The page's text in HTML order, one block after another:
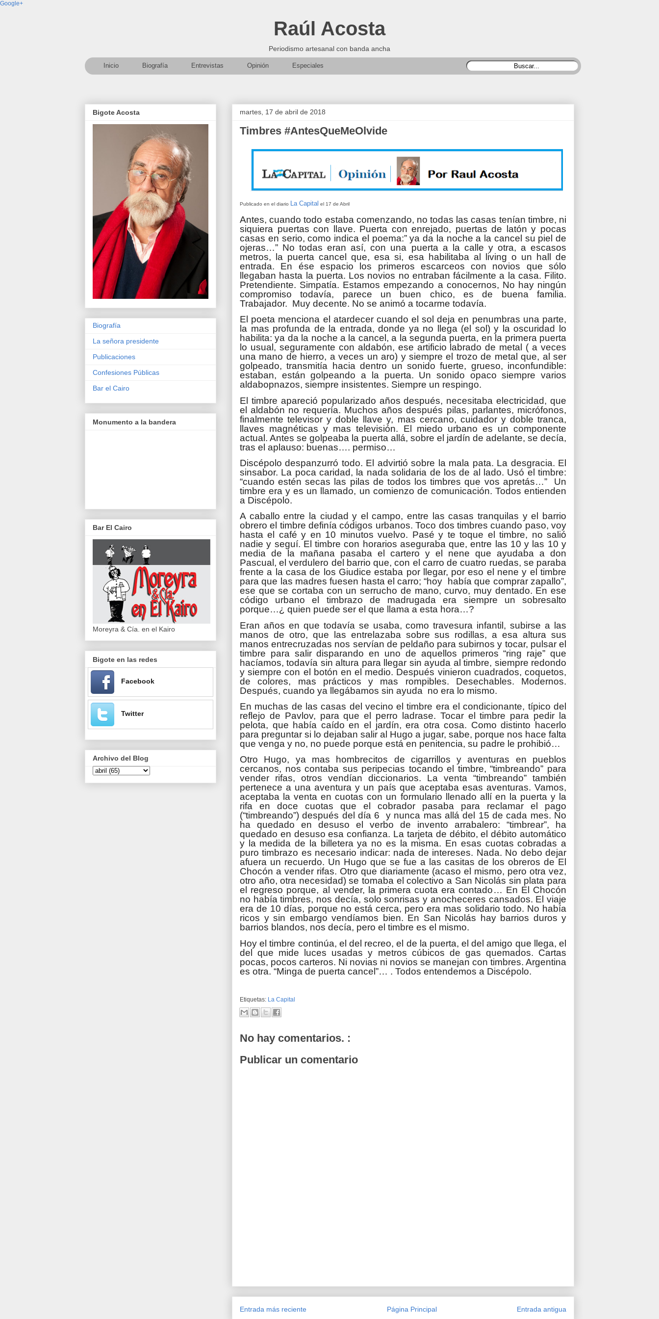
Google+
Raúl Acosta
Periodismo artesanal con banda ancha
Inicio Biografía Entrevistas Opinión Especiales
martes, 17 de abril de 2018
Timbres #AntesQueMeOlvide
Publicado en el diario La Capital el 17 de Abril
Antes, cuando todo estaba comenzando, no todas las casas tenían timbre, ni
siquiera puertas con llave. Puerta con enrejado, puertas de latón y pocas
casas en serio, como indica el poema:” ya da la noche a la cancel su piel de
ojeras…” No todas eran así, con una puerta a la calle y otra, a escasos
metros, la puerta cancel que, esa si, esa habilitaba al living o un hall de
entrada. En ése espacio los primeros escarceos con novios que sólo
llegaban hasta la puerta. Los novios no entraban fácilmente a la casa. Filito.
Pretendiente. Simpatía. Estamos empezando a conocernos, No hay ningún
compromiso todavía, parece un buen chico, es de buena familia.
Trabajador. Muy decente. No se animó a tocarme todavía.
El poeta menciona el atardecer cuando el sol deja en penumbras una parte,
la mas profunda de la entrada, donde ya no llega (el sol) y la oscuridad lo
habilita: ya da la noche a la cancel, a la segunda puerta, en la primera puerta
lo usual, seguramente con aldabón, ese artificio labrado de metal ( a veces
una mano de hierro, a veces un aro) y siempre el trozo de metal que, al ser
golpeado, transmitía hacia dentro un sonido fuerte, grueso, inconfundible:
estaban, están golpeando a la puerta. Un sonido opaco siempre varios
aldabopnazos, siempre insistentes. Siempre un respingo.
El timbre apareció popularizado años después, necesitaba electricidad, que
el aldabón no requería. Muchos años después pilas, parlantes, micrófonos,
finalmente televisor y doble llave y, mas cercano, cuidador y doble tranca,
llaves magnéticas y mas televisión. El miedo urbano es un componente
actual. Antes se golpeaba la puerta allá, sobre el jardín de adelante, se decía,
tras el aplauso: buenas…. permiso…
Discépolo despanzurró todo. El advirtió sobre la mala pata. La desgracia. El
sinsabor. La poca caridad, la nada solidaria de los de al lado. Usó el timbre:
“cuando estén secas las pilas de todos los timbres que vos apretás…” Un
timbre era y es un llamado, un comienzo de comunicación. Todos entienden
a Discépolo.
A caballo entre la ciudad y el campo, entre las casas tranquilas y el barrio
obrero el timbre definía códigos urbanos. Toco dos timbres cuando paso, voy
hasta el café y en 10 minutos vuelvo. Pasé y te toque el timbre, no salió
nadie y seguí. El timbre con horarios aseguraba que, entre las 10 y las 10 y
media de la mañana pasaba el cartero y el nene que ayudaba a don
Pascual, el verdulero del barrio que, con el carro de cuatro ruedas, se paraba
frente a la casa de los Giudice estaba por llegar, por eso el nene y el timbre
para que las madres fuesen hasta el carro; “hoy había que comprar zapallo”,
ese que se cortaba con un serrucho de mano, curvo, muy dentado. En ese
código urbano el timbrazo de madrugada era siempre un sobresalto
porque…¿ quien puede ser el que llama a esta hora…?
Eran años en que todavía se usaba, como travesura infantil, subirse a las
manos de otro, que las entrelazaba sobre sus rodillas, a esa altura sus
manos entrecruzadas nos servían de peldaño para subirnos y tocar, pulsar el
timbre para salir disparando en uno de aquellos primeros “ring raje” que
hacíamos, todavía sin altura para llegar sin ayuda al timbre, siempre redondo
y siempre con el botón en el medio. Después vinieron cuadrados, coquetos,
de colores, mas prácticos y mas rompibles. Desechables. Modernos.
Después, cuando ya llegábamos sin ayuda no era lo mismo.
En muchas de las casas del vecino el timbre era el condicionante, típico del
reflejo de Pavlov, para que el perro ladrase. Tocar el timbre para pedir la
pelota, que había caído en el jardín, era otra cosa. Como distinto hacerlo
para preguntar si lo dejaban salir al Hugo a jugar, sabe, porque nos hace falta
que venga y no, no puede porque está en penitencia, su padre le prohibió…
Otro Hugo, ya mas hombrecitos de cigarrillos y aventuras en pueblos
cercanos, nos contaba sus peripecias tocando el timbre, “timbreando” para
vender rifas, otros vendían diccionarios. La venta “timbreando” también
pertenece a una aventura y un país que aceptaba esas aventuras. Vamos,
aceptaba la venta en cuotas con un formulario llenado allí en la puerta y la
rifa en doce cuotas que el cobrador pasaba para reclamar el pago
(“timbreando”) después del día 6 y nunca mas allá del 15 de cada mes. No
ha quedado en desuso el verbo de invento arrabalero: “timbrear”, ha
quedado en desuso esa confianza. La tarjeta de débito, el débito automático
y la medida de la billetera ya no es la misma. En esas cuotas cobradas a
puro timbrazo es necesario indicar: nada de intereses. Nada. No debo dejar
afuera un recuerdo. Un Hugo que se fue a las casitas de los obreros de El
Chocón a vender rifas. Otro que diariamente (acaso el mismo, pero otra vez,
otro año, otra necesidad) se tomaba el colectivo a San Nicolás sin plata para
el regreso porque, al vender, la primera cuota era contado… En El Chocón
no había timbres, nos decía, solo sonrisas y anocheceres cansados. El viaje
era de 10 días, porque no está cerca, pero era mas solidario todo. No había
ricos y sin embargo vendíamos bien. En San Nicolás hay barrios duros y
barrios blandos, nos decía, pero el timbre es el mismo.
Hoy el timbre continúa, el del recreo, el de la puerta, el del amigo que llega, el
del que mide luces usadas y metros cúbicos de gas quemados. Cartas
pocas, pocos carteros. Ni novias ni novios se manejan con timbres. Argentina
es otra. “Minga de puerta cancel”… . Todos entendemos a Discépolo.
Etiquetas: La Capital
No hay comentarios. :
Publicar un comentario
Entrada más reciente Entrada antigua
Página Principal
Bigote Acosta
Biografía
La señora presidente
Publicaciones
Confesiones Públicas
Bar el Cairo
Monumento a la bandera
Bar El Cairo
Moreyra & Cía. en el Kairo
Bigote en las redes
Facebook
Twitter
Archivo del Blog